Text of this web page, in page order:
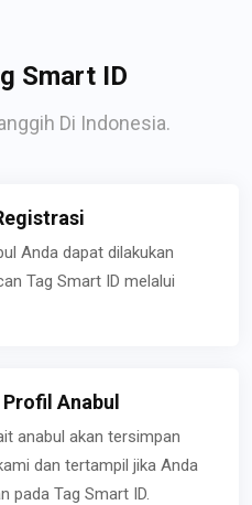
Smart ID
Di Indonesia.
Anda dapat dilakukan
Tag Smart ID melalui
Anabul
anabul akan tersimpan
dan tertampil jika Anda
pada Tag Smart ID.